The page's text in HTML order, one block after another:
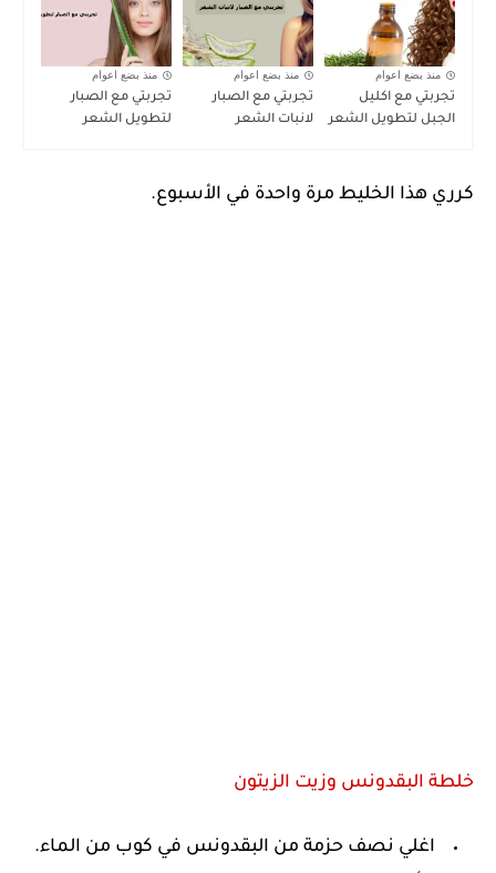
منذ بضع اعوام
تجربتي مع اكليل
الجبل لتطويل الشعر
منذ بضع اعوام
تجربتي مع الصبار
لانبات الشعر
منذ بضع اعوام
تجربتي مع الصبار
لتطويل الشعر
كرري هذا الخليط مرة واحدة في الأسبوع.
خلطة البقدونس وزيت الزيتون
اغلي نصف حزمة من البقدونس في كوب من الماء.